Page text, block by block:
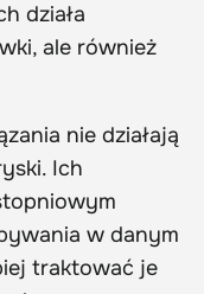
działa
ale również
nie działają
Ich
w danym
traktować je